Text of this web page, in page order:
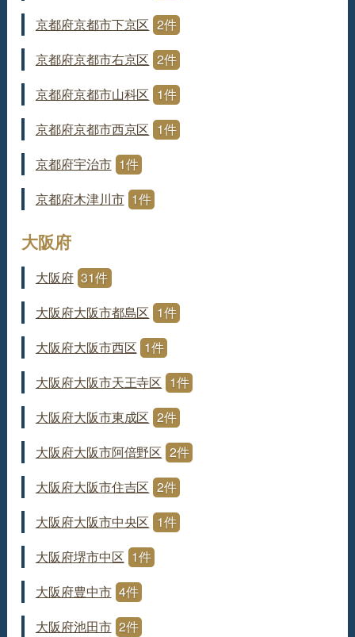
京都府京都市下京区 2件
京都府京都市右京区 2件
京都府京都市山科区 1件
京都府京都市西京区 1件
京都府宇治市 1件
京都府木津川市 1件
大阪府
大阪府 31件
大阪府大阪市都島区 1件
大阪府大阪市西区 1件
大阪府大阪市天王寺区 1件
大阪府大阪市東成区 2件
大阪府大阪市阿倍野区 2件
大阪府大阪市住吉区 2件
大阪府大阪市中央区 1件
大阪府堺市中区 1件
大阪府豊中市 4件
大阪府池田市 2件